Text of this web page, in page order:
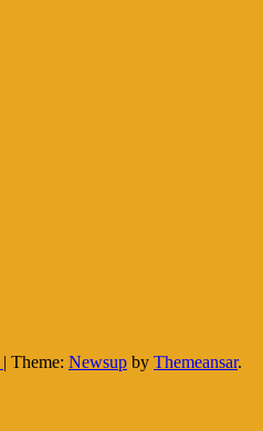
| Theme: Newsup by Themeansar.